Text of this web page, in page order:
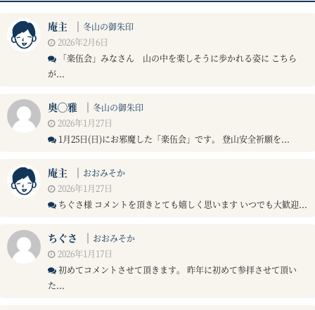
庵主 ｜ 冬山の御朱印
2026年2月6日
「楽伍会」みなさん 山の中を楽しそうに歩かれる姿に こちら
が...
奥◯雅 ｜ 冬山の御朱印
2026年1月27日
1月25日(日)にお邪魔した「楽伍会」です。 登山安全祈願を...
庵主 ｜ おおみそか
2026年1月27日
ちぐさ様 コメントを頂きとても嬉しく思います いつでも大歓迎...
ちぐさ ｜ おおみそか
2026年1月17日
初めてコメントさせて頂きます。 昨年に初めて参拝させて頂い
た...